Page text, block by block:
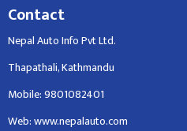
Contact
Nepal Auto Info Pvt Ltd.
Thapathali, Kathmandu
Mobile: 9801082401
Web: www.nepalauto.com